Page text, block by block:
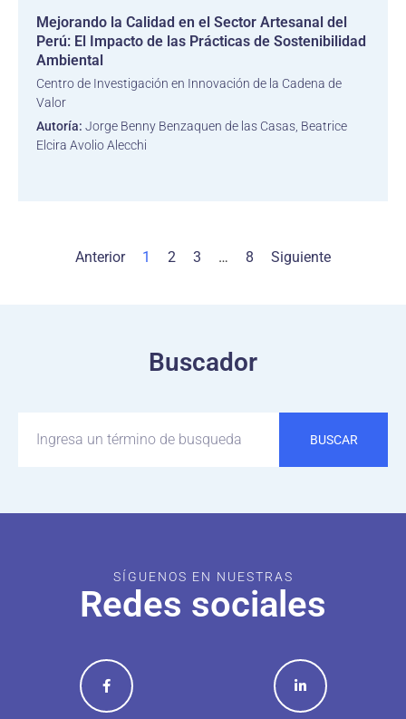
Mejorando la Calidad en el Sector Artesanal del
Perú: El Impacto de las Prácticas de Sostenibilidad
Ambiental
Centro de Investigación en Innovación de la Cadena de
Valor
Autoría: Jorge Benny Benzaquen de las Casas, Beatrice
Elcira Avolio Alecchi
Anterior 1 2 3 … 8 Siguiente
Buscador
BUSCAR
SÍGUENOS EN NUESTRAS
Redes sociales